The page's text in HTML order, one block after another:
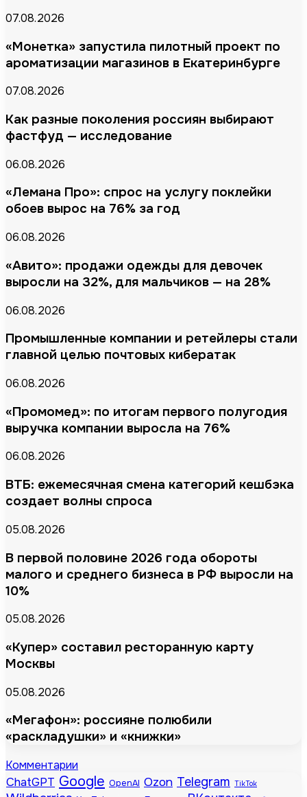
07.08.2026
«Монетка» запустила пилотный проект по
ароматизации магазинов в Екатеринбурге
07.08.2026
Как разные поколения россиян выбирают
фастфуд — исследование
06.08.2026
«Лемана Про»: спрос на услугу поклейки
обоев вырос на 76% за год
06.08.2026
«Авито»: продажи одежды для девочек
выросли на 32%, для мальчиков — на 28%
06.08.2026
Промышленные компании и ретейлеры стали
главной целью почтовых кибератак
06.08.2026
«Промомед»: по итогам первого полугодия
выручка компании выросла на 76%
06.08.2026
ВТБ: ежемесячная смена категорий кешбэка
создает волны спроса
05.08.2026
В первой половине 2026 года обороты
малого и среднего бизнеса в РФ выросли на
10%
05.08.2026
«Купер» составил ресторанную карту
Москвы
05.08.2026
«Мегафон»: россияне полюбили
«раскладушки» и «книжки»
Комментарии
ChatGPT Google OpenAI Ozon Telegram TikTok